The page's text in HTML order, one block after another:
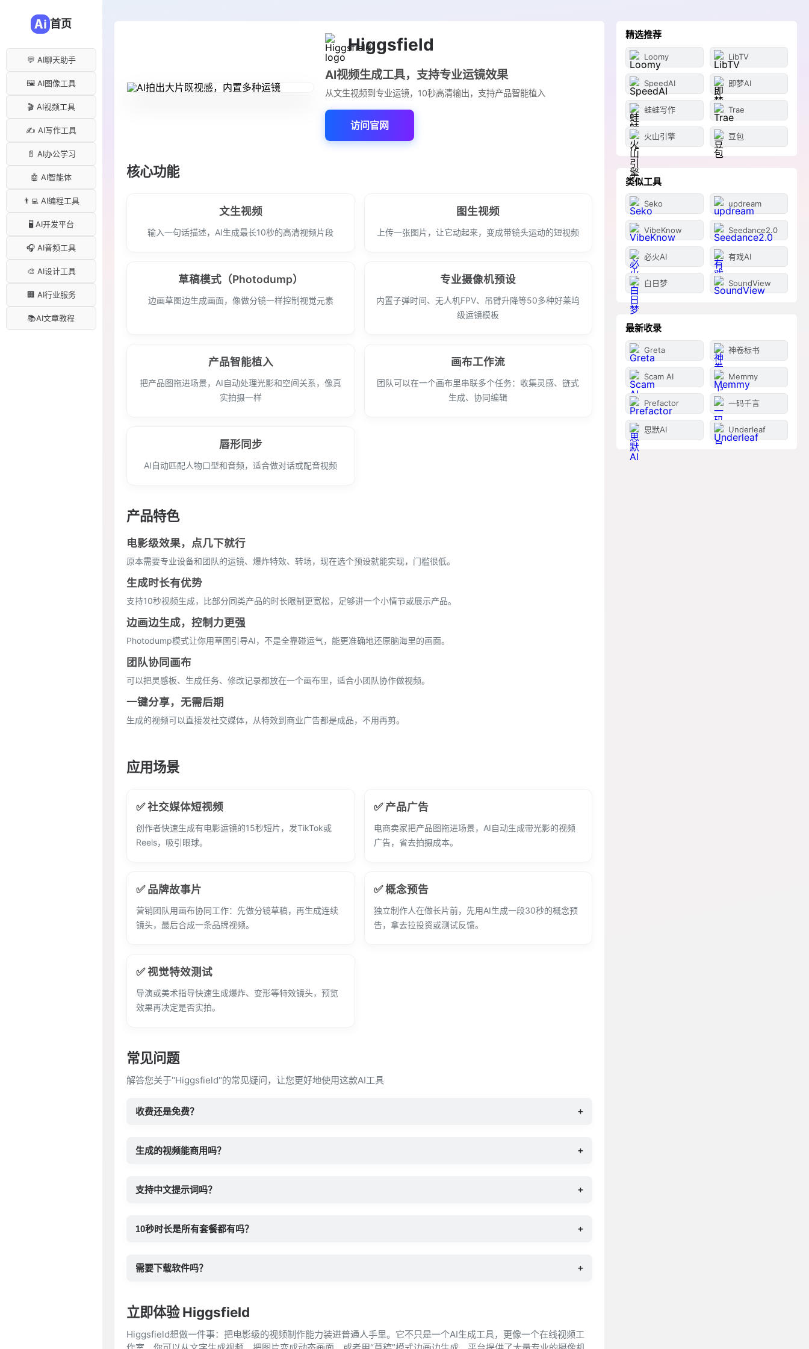
首页
💬 AI聊天助手
🖼️ AI图像工具
🎬 AI视频工具
✍️ AI写作工具
📄 AI办公学习
🤖 AI智能体
👨‍💻 AI编程工具
🖥️ AI开发平台
🎧 AI音频工具
🎨 AI设计工具
🏢 AI行业服务
📚AI文章教程
Higgsfield
AI视频生成工具，支持专业运镜效果
从文生视频到专业运镜，10秒高清输出，支持产品智能植入
访问官网
核心功能
文生视频
输入一句话描述，AI生成最长10秒的高清视频片段
图生视频
上传一张图片，让它动起来，变成带镜头运动的短视频
草稿模式（Photodump）
边画草图边生成画面，像做分镜一样控制视觉元素
专业摄像机预设
内置子弹时间、无人机FPV、吊臂升降等50多种好莱坞
级运镜模板
产品智能植入
把产品图拖进场景，AI自动处理光影和空间关系，像真
实拍摄一样
画布工作流
团队可以在一个画布里串联多个任务：收集灵感、链式
生成、协同编辑
唇形同步
AI自动匹配人物口型和音频，适合做对话或配音视频
产品特色
电影级效果，点几下就行
原本需要专业设备和团队的运镜、爆炸特效、转场，现在选个预设就能实现，门槛很低。
生成时长有优势
支持10秒视频生成，比部分同类产品的时长限制更宽松，足够讲一个小情节或展示产品。
边画边生成，控制力更强
Photodump模式让你用草图引导AI，不是全靠碰运气，能更准确地还原脑海里的画面。
团队协同画布
可以把灵感板、生成任务、修改记录都放在一个画布里，适合小团队协作做视频。
一键分享，无需后期
生成的视频可以直接发社交媒体，从特效到商业广告都是成品，不用再剪。
应用场景
✅ 社交媒体短视频
创作者快速生成有电影运镜的15秒短片，发TikTok或
Reels，吸引眼球。
✅ 产品广告
电商卖家把产品图拖进场景，AI自动生成带光影的视频
广告，省去拍摄成本。
✅ 品牌故事片
营销团队用画布协同工作：先做分镜草稿，再生成连续
镜头，最后合成一条品牌视频。
✅ 概念预告
独立制作人在做长片前，先用AI生成一段30秒的概念预
告，拿去拉投资或测试反馈。
✅ 视觉特效测试
导演或美术指导快速生成爆炸、变形等特效镜头，预览
效果再决定是否实拍。
常见问题
解答您关于"Higgsfield"的常见疑问，让您更好地使用这款AI工具
收费还是免费？ +
生成的视频能商用吗？ +
支持中文提示词吗？ +
10秒时长是所有套餐都有吗？ +
需要下载软件吗？ +
立即体验 Higgsfield
Higgsfield想做一件事：把电影级的视频制作能力装进普通人手里。它不只是一个AI生成工具，更像一个在线视频工
精选推荐
Loomy LibTV
SpeedAI 即梦AI
蛙蛙写作 Trae
火山引擎 豆包
类似工具
Seko updream
VibeKnow Seedance2.0
必火AI 有戏AI
白日梦 SoundView
最新收录
Greta 神卷标书
Scam AI Memmy
Prefactor 一码千言
思默AI Underleaf